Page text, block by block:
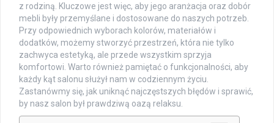
z rodziną. Kluczowe jest więc, aby jego aranżacja oraz dobór
mebli były przemyślane i dostosowane do naszych potrzeb.
Przy odpowiednich wyborach kolorów, materiałów i
dodatków, możemy stworzyć przestrzeń, która nie tylko
zachwyca estetyką, ale przede wszystkim sprzyja
komfortowi. Warto również pamiętać o funkcjonalności, aby
każdy kąt salonu służył nam w codziennym życiu.
Zastanówmy się, jak uniknąć najczęstszych błędów i sprawić,
by nasz salon był prawdziwą oazą relaksu.